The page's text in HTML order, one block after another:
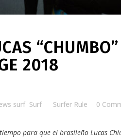
2018
surf Surf Surfer Rule 0
para que el brasileño Lucas